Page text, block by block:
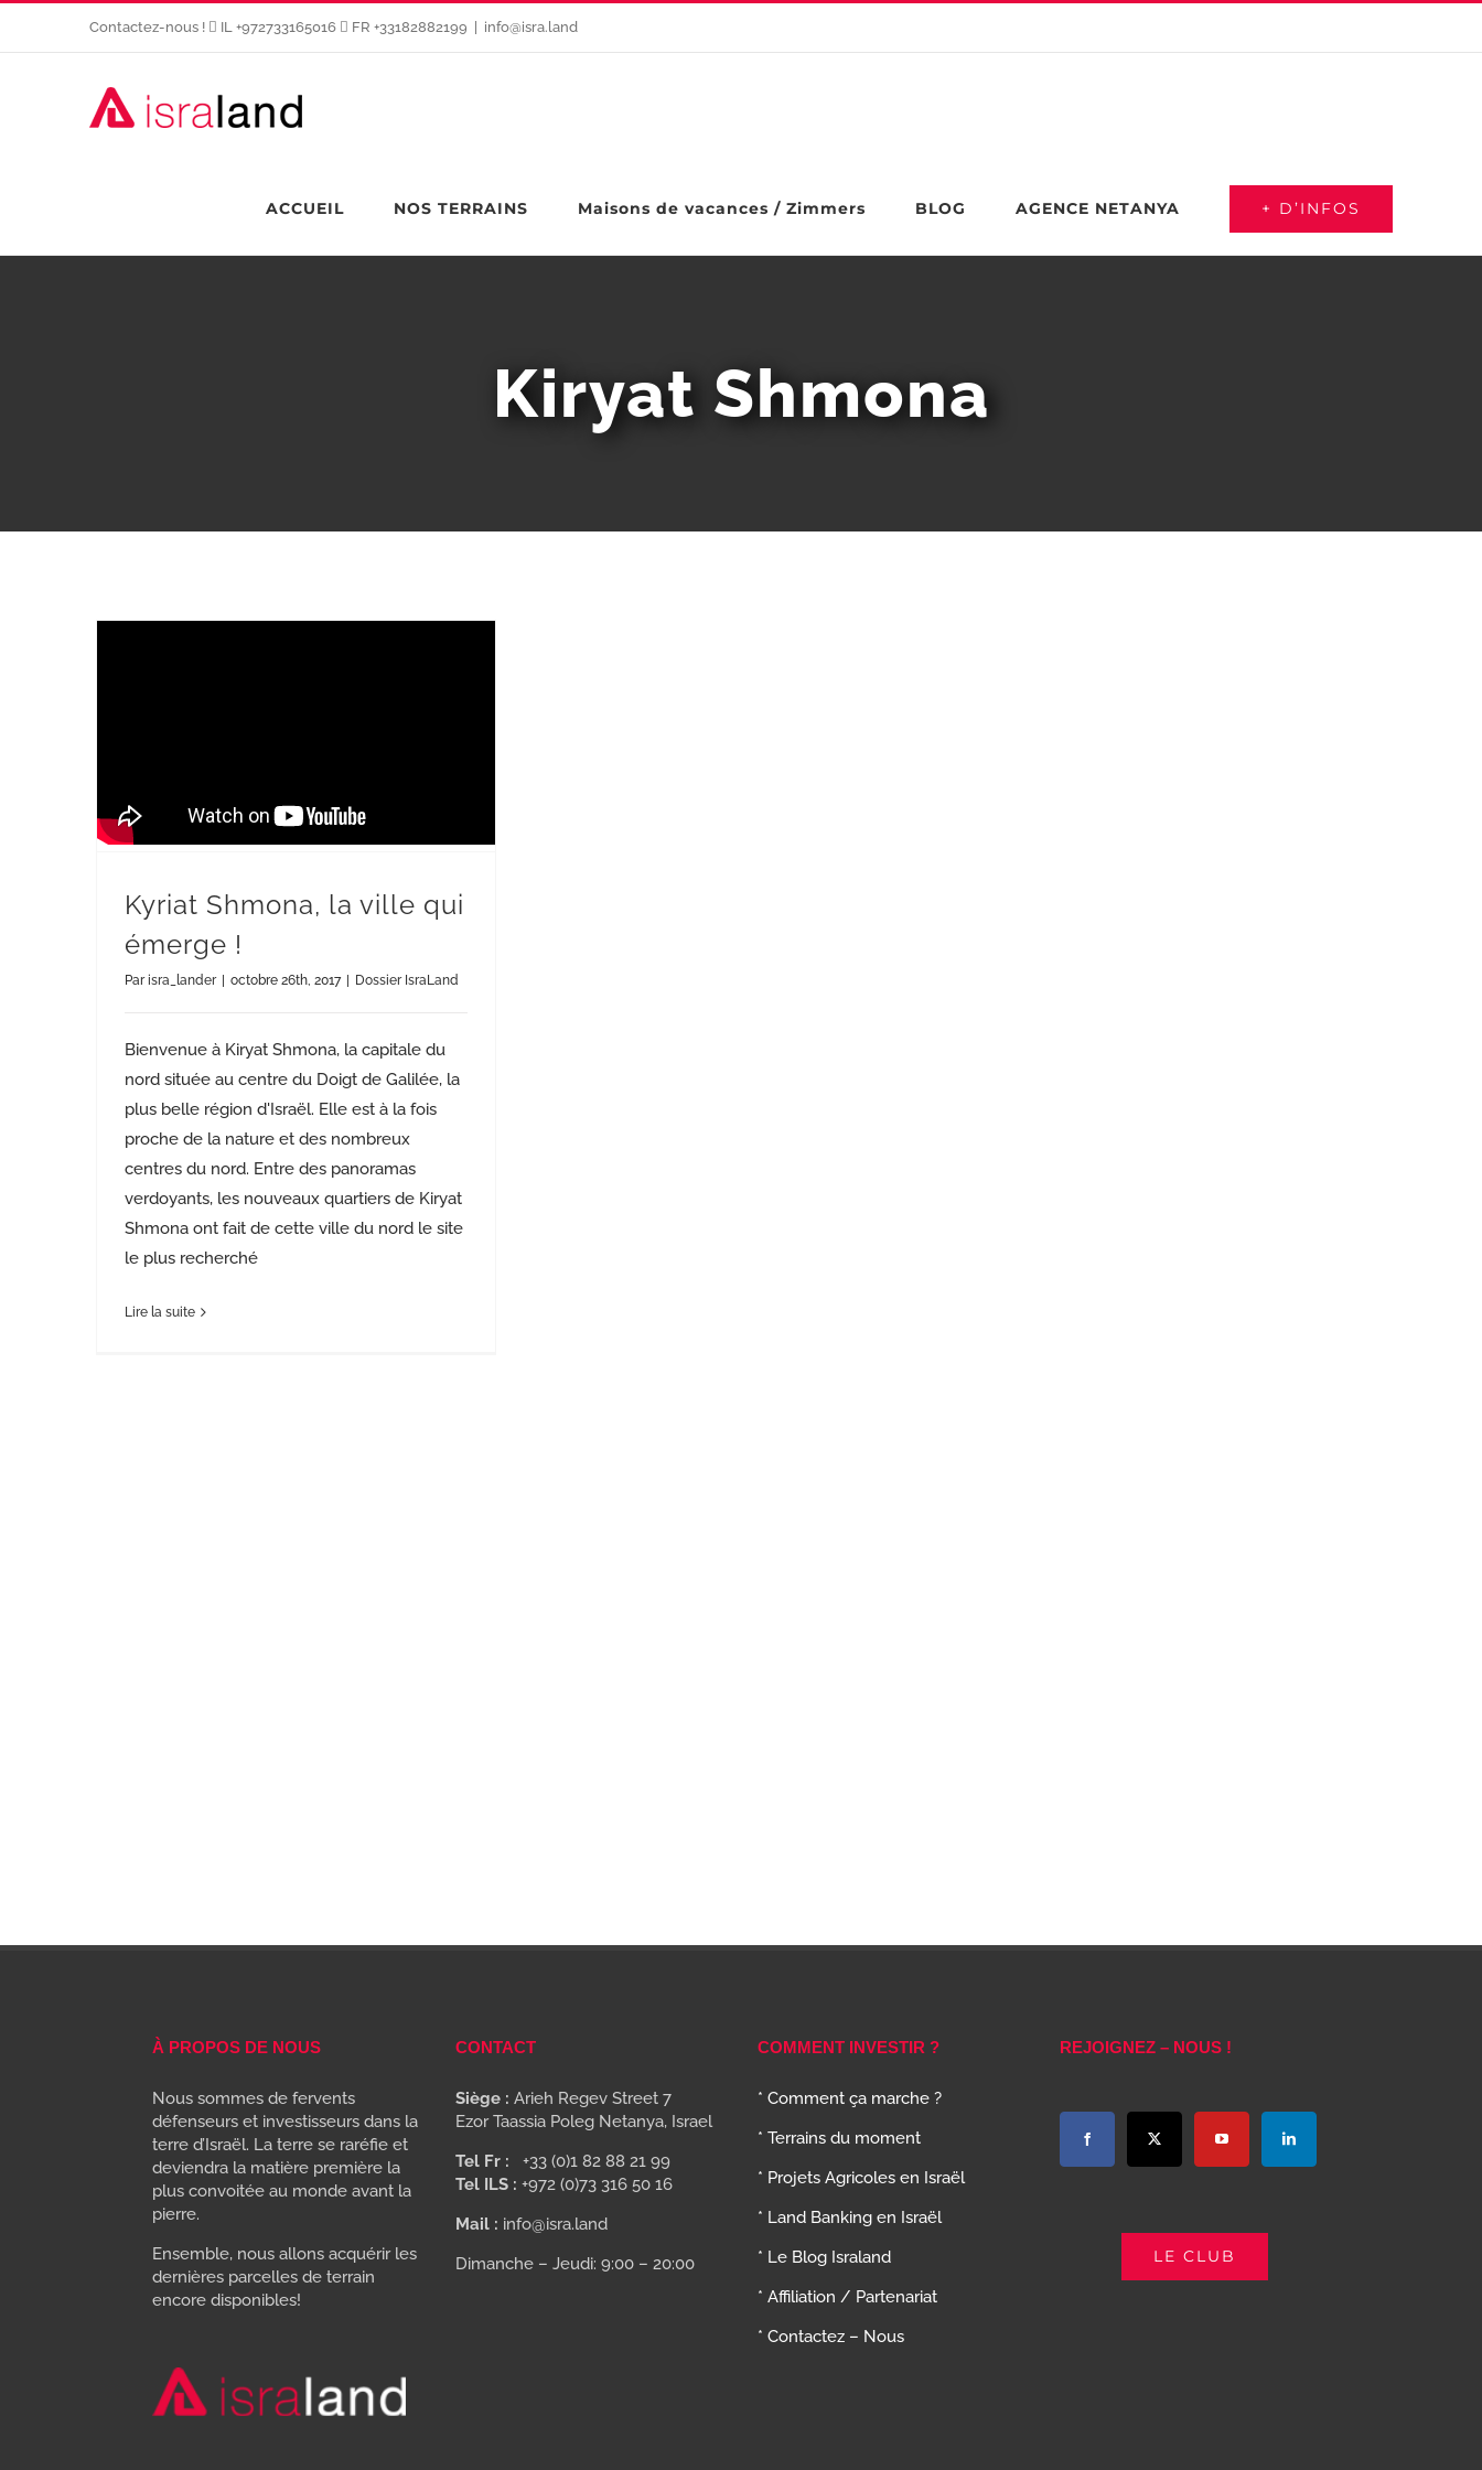
Contactez-nous ! IL +972733165016 FR +33182882199 info@isra.land
ACCUEIL NOS TERRAINS Maisons de vacances / Zimmers BLOG AGENCE NETANYA + D’INFOS
Kiryat Shmona
Kyriat Shmona, la ville qui
émerge !
Parisra_lander | octobre 26th, 2017 | Dossier IsraLand
Bienvenue à Kiryat Shmona, la capitale du
nord située au centre du Doigt de Galilée, la
plus belle région d'Israël. Elle est à la fois
proche de la nature et des nombreux
centres du nord. Entre des panoramas
verdoyants, les nouveaux quartiers de Kiryat
Shmona ont fait de cette ville du nord le site
le plus recherché
Lire la suite
À PROPOS DE NOUS
Nous sommes de fervents
défenseurs et investisseurs dans la
terre d’Israël. La terre se raréfie et
deviendra la matière première la
plus convoitée au monde avant la
pierre.
Ensemble, nous allons acquérir les
dernières parcelles de terrain
encore disponibles!
CONTACT
Siège : Arieh Regev Street 7
Ezor Taassia Poleg Netanya, Israel
Tel Fr : +33 (0)1 82 88 21 99
Tel ILS : +972 (0)73 316 50 16
Mail : info@isra.land
Dimanche – Jeudi: 9:00 – 20:00
COMMENT INVESTIR ?
* Comment ça marche ?
* Terrains du moment
* Projets Agricoles en Israël
* Land Banking en Israël
* Le Blog Israland
* Affiliation / Partenariat
* Contactez – Nous
REJOIGNEZ – NOUS !
LE CLUB